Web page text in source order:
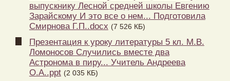
выпускнику Лесной средней школы Евгению
Зарайскому И это все о нем... Подготовила
Смирнова Г.П..docx (7 526 КБ)
Презентация к уроку литературы 5 кл. М.В.
Ломоносов Случились вместе два
Астронома в пиру... Учитель Андреева
О.А..ppt (2 035 КБ)